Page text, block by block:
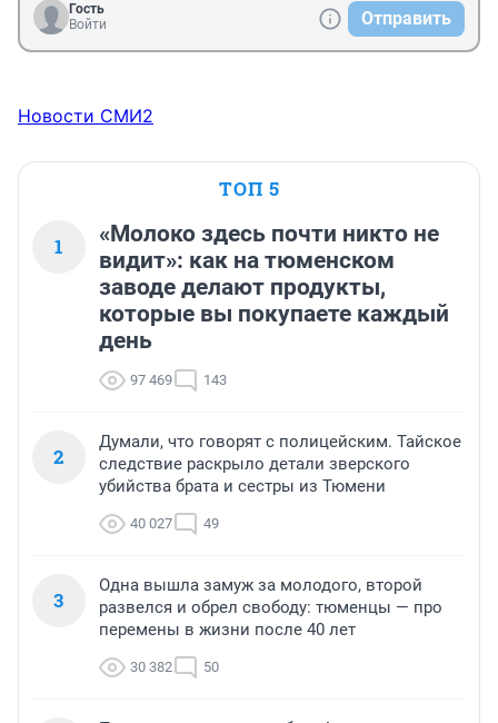
Гость
Войти
Отправить
Новости СМИ2
ТОП 5
1
«Молоко здесь почти никто не
видит»: как на тюменском
заводе делают продукты,
которые вы покупаете каждый
день
97 469 143
2
Думали, что говорят с полицейским. Тайское
следствие раскрыло детали зверского
убийства брата и сестры из Тюмени
40 027 49
3
Одна вышла замуж за молодого, второй
развелся и обрел свободу: тюменцы — про
перемены в жизни после 40 лет
30 382 50